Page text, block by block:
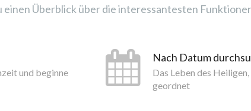
einen Überblick über die interessantesten
und beginne
Nach Datum
Das Leben des
geordnet